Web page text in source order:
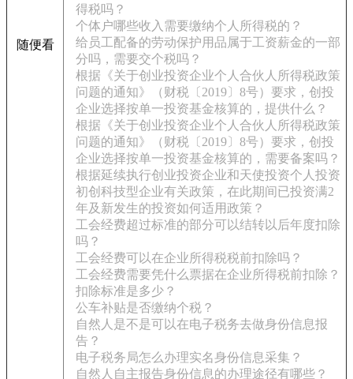
随便看
得税吗？
个体户哪些收入需要缴纳个人所得税的？
给员工配备的劳动保护用品属于工资薪金的一部
分吗，需要交个税吗？
根据《关于创业投资企业个人合伙人所得税政策
问题的通知》（财税〔2019〕8号）要求，创投
企业选择按单一投资基金核算的，提供什么？
根据《关于创业投资企业个人合伙人所得税政策
问题的通知》（财税〔2019〕8号）要求，创投
企业选择按单一投资基金核算的，需要备案吗？
根据延续执行创业投资企业和天使投资个人投资
初创科技型企业有关政策，在此期间已投资满2
年及新发生的投资如何适用政策？
工会经费超过标准的部分可以结转以后年度扣除
吗？
工会经费可以在企业所得税税前扣除吗？
工会经费需要凭什么票据在企业所得税前扣除？
扣除标准是多少？
公车补贴是否缴纳个税？
自然人是不是可以在电子税务去做身份信息报
告？
电子税务局怎么办理实名身份信息采集？
自然人自主报告身份信息的办理途径有哪些？